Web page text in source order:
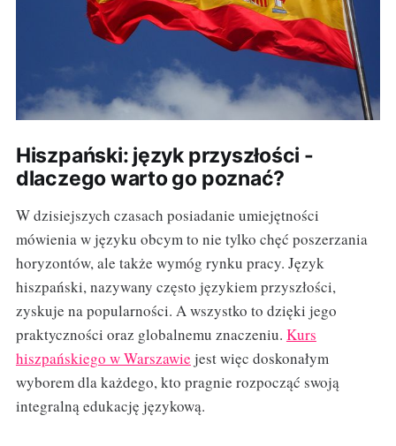
Hiszpański: język przyszłości -
dlaczego warto go poznać?
W dzisiejszych czasach posiadanie umiejętności
mówienia w języku obcym to nie tylko chęć poszerzania
horyzontów, ale także wymóg rynku pracy. Język
hiszpański, nazywany często językiem przyszłości,
zyskuje na popularności. A wszystko to dzięki jego
praktyczności oraz globalnemu znaczeniu. Kurs
hiszpańskiego w Warszawie jest więc doskonałym
wyborem dla każdego, kto pragnie rozpocząć swoją
integralną edukację językową.